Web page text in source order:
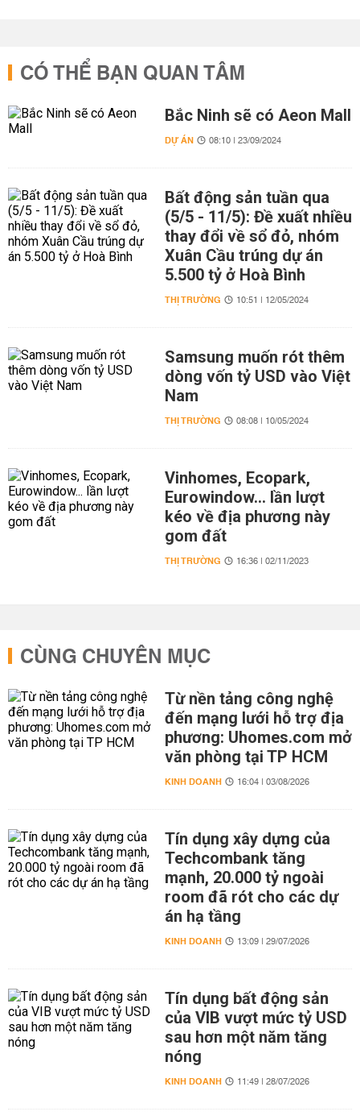
CÓ THỂ BẠN QUAN TÂM
Bắc Ninh sẽ có Aeon Mall
DỰ ÁN 08:10 | 23/09/2024
Bất động sản tuần qua
(5/5 - 11/5): Đề xuất nhiều
thay đổi về sổ đỏ, nhóm
Xuân Cầu trúng dự án
5.500 tỷ ở Hoà Bình
THỊ TRƯỜNG 10:51 | 12/05/2024
Samsung muốn rót thêm
dòng vốn tỷ USD vào Việt
Nam
THỊ TRƯỜNG 08:08 | 10/05/2024
Vinhomes, Ecopark,
Eurowindow... lần lượt
kéo về địa phương này
gom đất
THỊ TRƯỜNG 16:36 | 02/11/2023
CÙNG CHUYÊN MỤC
Từ nền tảng công nghệ
đến mạng lưới hỗ trợ địa
phương: Uhomes.com mở
văn phòng tại TP HCM
KINH DOANH 16:04 | 03/08/2026
Tín dụng xây dựng của
Techcombank tăng
mạnh, 20.000 tỷ ngoài
room đã rót cho các dự
án hạ tầng
KINH DOANH 13:09 | 29/07/2026
Tín dụng bất động sản
của VIB vượt mức tỷ USD
sau hơn một năm tăng
nóng
KINH DOANH 11:49 | 28/07/2026